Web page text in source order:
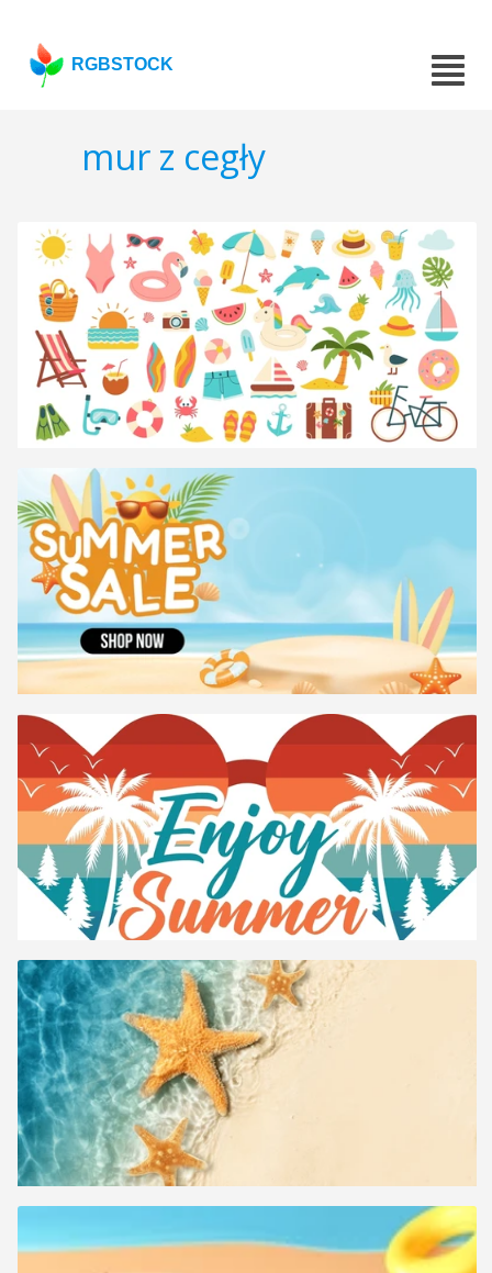
RGBSTOCK
mur z cegły